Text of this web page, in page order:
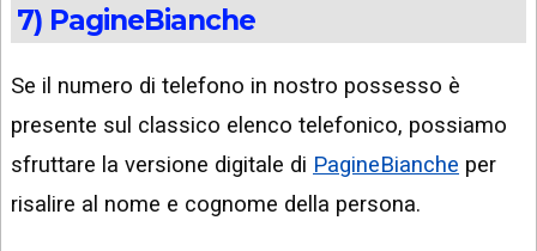
7) PagineBianche
Se il numero di telefono in nostro possesso è
presente sul classico elenco telefonico, possiamo
sfruttare la versione digitale di PagineBianche per
risalire al nome e cognome della persona.